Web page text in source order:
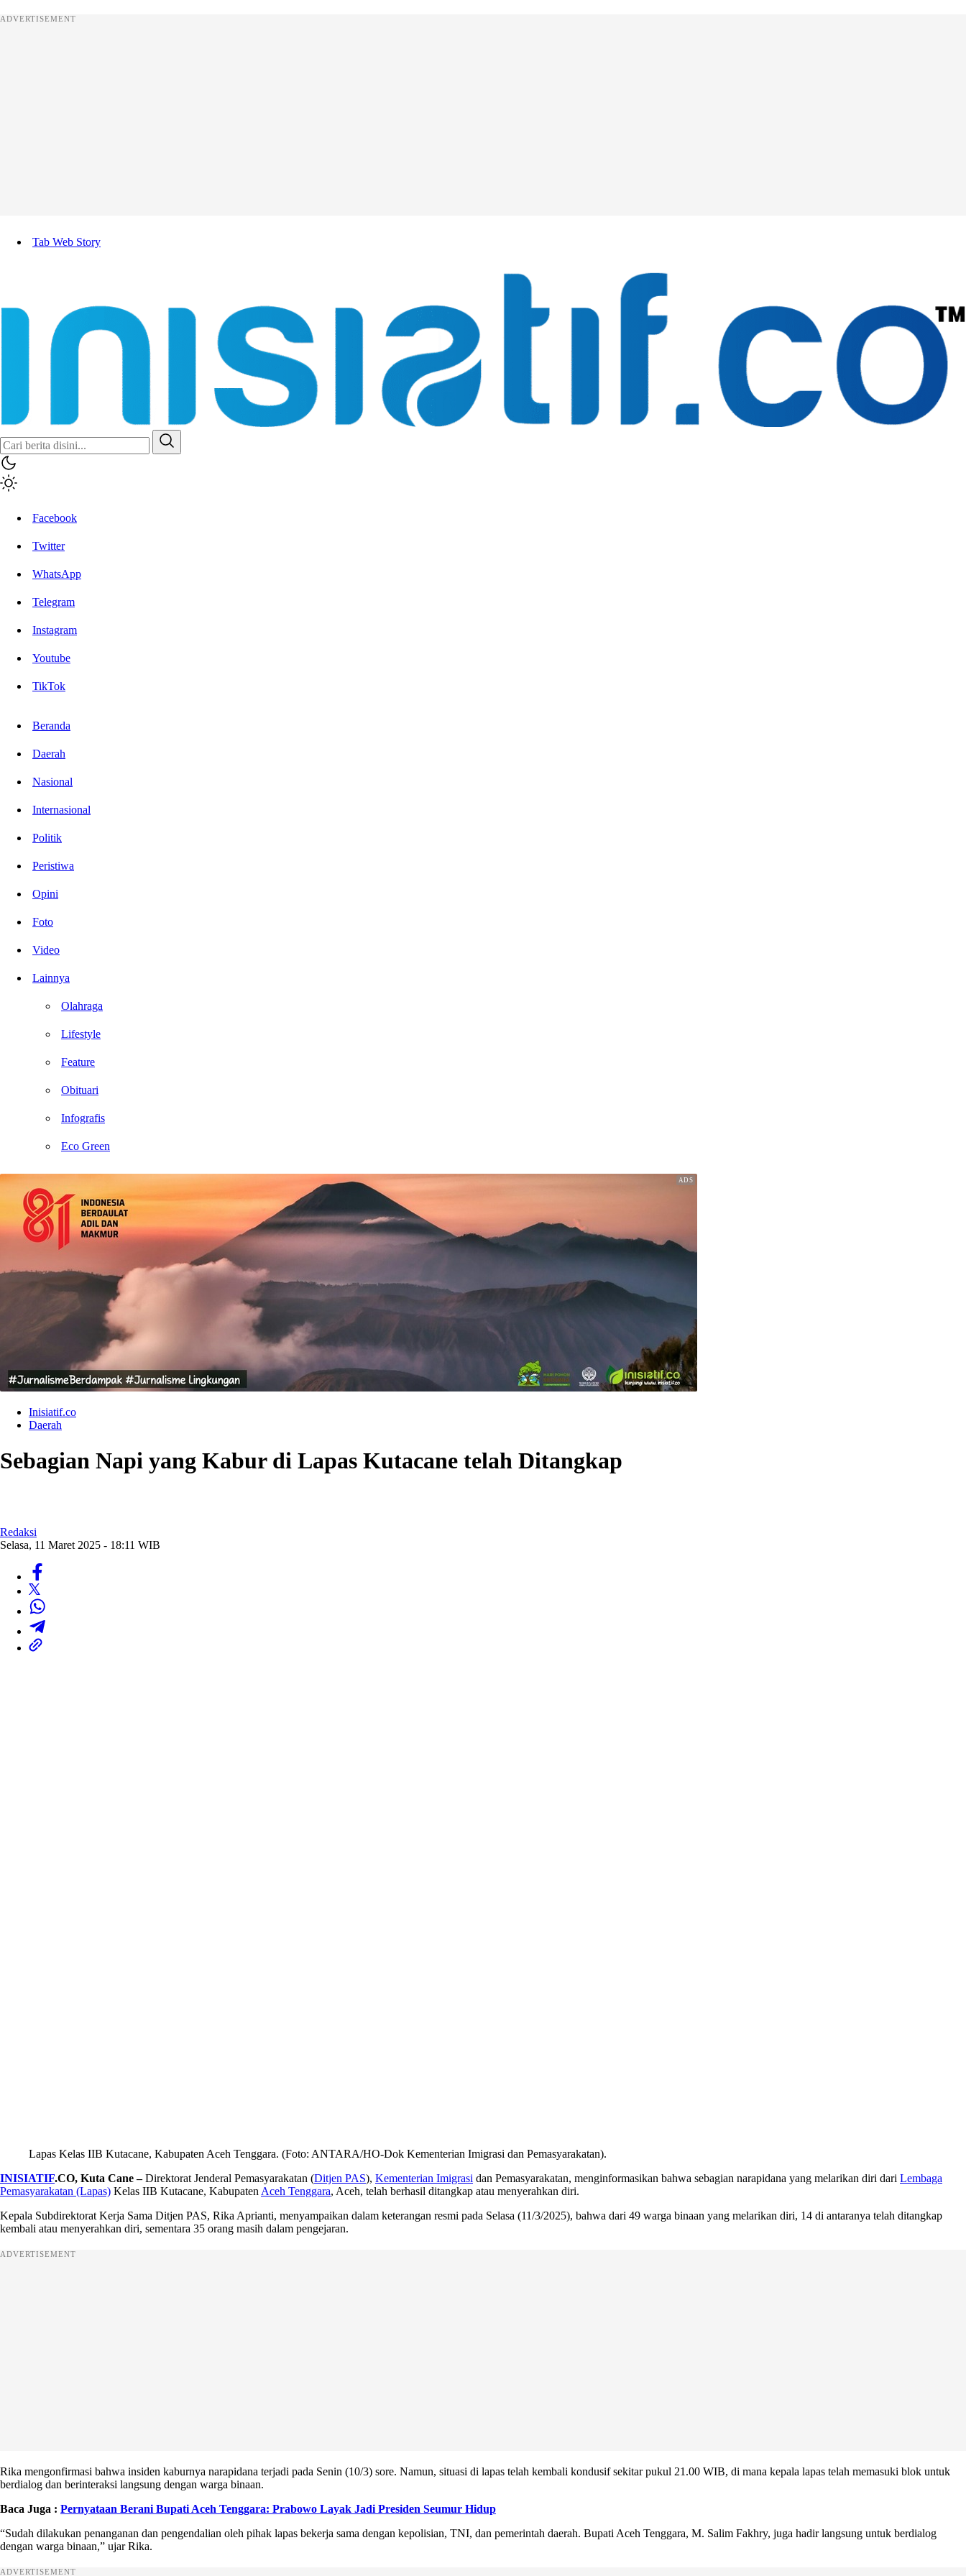
ADVERTISEMENT
Tab Web Story
Facebook
Twitter
WhatsApp
Telegram
Instagram
Youtube
TikTok
Beranda
Daerah
Nasional
Internasional
Politik
Peristiwa
Opini
Foto
Video
Lainnya
Olahraga
Lifestyle
Feature
Obituari
Infografis
Eco Green
Inisiatif.co
Daerah
Sebagian Napi yang Kabur di Lapas Kutacane telah Ditangkap
Redaksi
Selasa, 11 Maret 2025 - 18:11 WIB
Lapas Kelas IIB Kutacane, Kabupaten Aceh Tenggara. (Foto: ANTARA/HO-Dok Kementerian Imigrasi dan Pemasyarakatan).
INISIATIF.CO, Kuta Cane –Direktorat Jenderal Pemasyarakatan (Ditjen PAS), Kementerian Imigrasi dan Pemasyarakatan, menginformasikan bahwa sebagian narapidana yang melarikan diri dari Lembaga
Pemasyarakatan (Lapas) Kelas IIB Kutacane, Kabupaten Aceh Tenggara, Aceh, telah berhasil ditangkap atau menyerahkan diri.
Kepala Subdirektorat Kerja Sama Ditjen PAS, Rika Aprianti, menyampaikan dalam keterangan resmi pada Selasa (11/3/2025), bahwa dari 49 warga binaan yang melarikan diri, 14 di antaranya telah ditangkap
kembali atau menyerahkan diri, sementara 35 orang masih dalam pengejaran.
ADVERTISEMENT
Rika mengonfirmasi bahwa insiden kaburnya narapidana terjadi pada Senin (10/3) sore. Namun, situasi di lapas telah kembali kondusif sekitar pukul 21.00 WIB, di mana kepala lapas telah memasuki blok untuk
berdialog dan berinteraksi langsung dengan warga binaan.
Baca Juga : Pernyataan Berani Bupati Aceh Tenggara: Prabowo Layak Jadi Presiden Seumur Hidup
“Sudah dilakukan penanganan dan pengendalian oleh pihak lapas bekerja sama dengan kepolisian, TNI, dan pemerintah daerah. Bupati Aceh Tenggara, M. Salim Fakhry, juga hadir langsung untuk berdialog
dengan warga binaan,” ujar Rika.
ADVERTISEMENT